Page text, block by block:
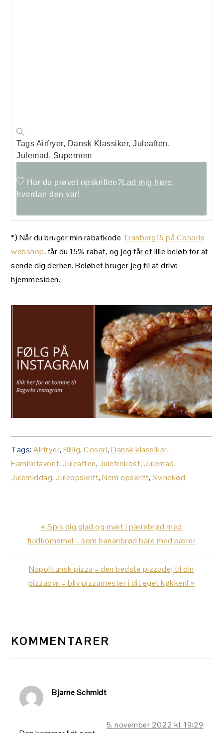
Tags Airfryer, Dansk Klassiker, Juleaften,
Julemad, Supernem
Har du prøvet opskriften? Lad mig høre,
hvordan den var!
*) Når du bruger min rabatkode Tranberg15 på Cosoris
webshop, får du 15% rabat, og jeg får et lille beløb for at
sende dig derhen. Beløbet bruger jeg til at drive
hjemmesiden.
Tags:Airfryer,Billig,Cosori,Dansk klassiker,
Familiefavorit,Juleaften, Julefrokost,Julemad,
Julemiddag,Juleopskrift,Nem opskrift,Svinekød
Previous
Post:
« Spis dig glad og mæt i pærebrød med
fuldkornsmel – som bananbrød bare med pærer
Next
Post:
Napolitansk pizza – den bedste pizzadej til din
pizzaovn – bliv pizzamester i dit eget køkken! »
KOMMENTARER
Bjarne Schmidt
5. november 2022 kl. 19:29